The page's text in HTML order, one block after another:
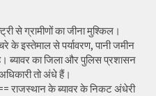
से ग्रामीणों का जीना मुश्किल।
के इस्तेमाल से पर्यावरण, पानी जमीन
ब्यावर का जिला और पुलिस प्रशासन
तो अंधे हैं।
राजस्थान के ब्यावर के निकट अंधेरी